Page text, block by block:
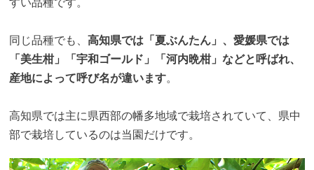
すい品種です。
同じ品種でも、 高知県では「夏ぶんたん」、愛媛県では
「美生柑」「宇和ゴールド」「河内晩柑」などと呼ばれ、
産地によって呼び名が違います。
高知県では主に県西部の幡多地域で栽培されていて、県中
部で栽培しているのは当園だけです。